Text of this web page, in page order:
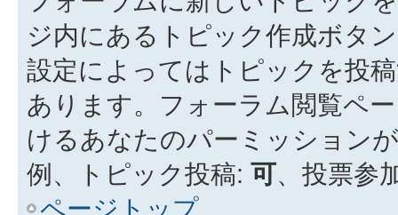
ジ内にあるトピック作成ボタ
設定によってはトピックを投
あります。フォーラム閲覧ペ
けるあなたのパーミッション
例、トピック投稿: 可、投票参
ページトップ